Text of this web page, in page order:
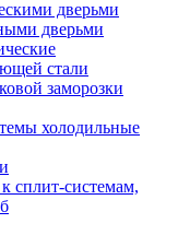
дверьми
дверьми
стали
заморозки
холодильные
сплит-системам,